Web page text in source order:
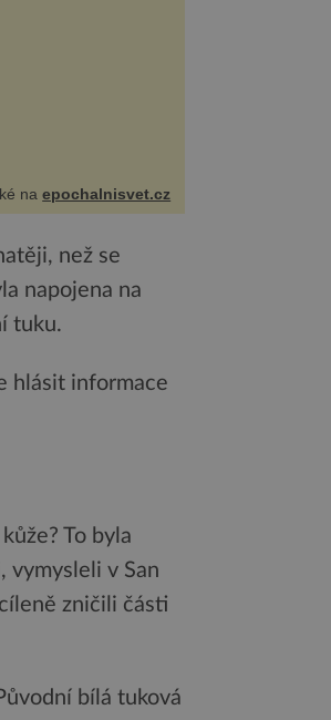
naepochalnisvet.cz
než se
napojena na
tuku.
hlásit informace
To byla
vymysleli v San
zničili části
bílá tuková